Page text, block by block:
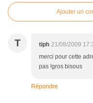
Ajouter un
T tiph 21/08/2009
merci pour cette
pas !gros bisous
Répondre